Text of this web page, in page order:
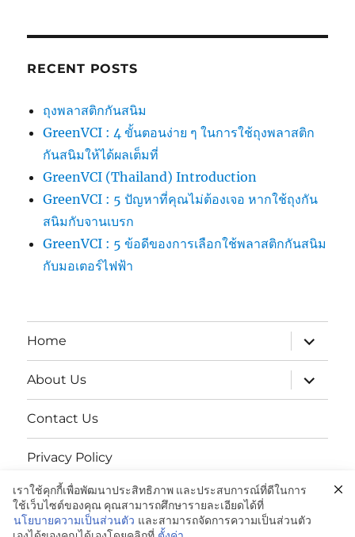
RECENT POSTS
ถุงพลาสติกกันสนิม
GreenVCI : 4 ขั้นตอนง่าย ๆ ในการใช้ถุงพลาสติก
กันสนิมให้ได้ผลเต็มที่
GreenVCI (Thailand) Introduction
GreenVCI : 5 ปัญหาที่คุณไม่ต้องเจอ หากใช้ถุงกัน
สนิมกับจานเบรก
GreenVCI : 5 ข้อดีของการเลือกใช้พลาสติกกันสนิม
กับมอเตอร์ไฟฟ้า
Home
expand
child
menu
About Us
expand
child
menu
Contact Us
Privacy Policy
นโยบายความเป็นส่วนตัว
เราใช้คุกกี้เพื่อพัฒนาประสิทธิภาพ และประสบการณ์ที่ดีในการ
ใช้เว็บไซต์ของคุณ คุณสามารถศึกษารายละเอียดได้ที่
นโยบายความเป็นส่วนตัว และสามารถจัดการความเป็นส่วนตัว